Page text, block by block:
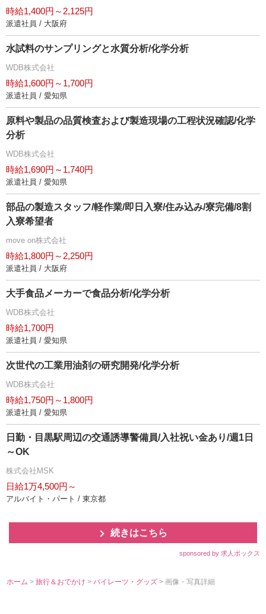
時給1,400円～2,125円
派遣社員 / 大阪府
水試料のサンプリングと水質分析/化学分析
WDB株式会社
時給1,600円～1,700円
派遣社員 / 愛知県
原料や製品の品質検査および製造現場の工程状況確認/化学
分析
WDB株式会社
時給1,690円～1,740円
派遣社員 / 愛知県
部品の製造スタッフ/軽作業/即日入寮/住み込み/寮完備/8割
入寮希望者
move on株式会社
時給1,800円～2,250円
派遣社員 / 大阪府
大手食品メーカーで食品分析/化学分析
WDB株式会社
時給1,700円
派遣社員 / 愛知県
次世代の工業用油剤の研究開発/化学分析
WDB株式会社
時給1,750円～1,800円
派遣社員 / 愛知県
日勤・目黒駅周辺の交通誘導警備員/入社祝い金あり/週1日
～OK
株式会社MSK
日給1万4,500円～
アルバイト・パート / 東京都
続きはこちら
sponsored by 求人ボックス
ホーム >旅行＆おでかけ>パイレーツ・グッズ> 画像・写真詳細